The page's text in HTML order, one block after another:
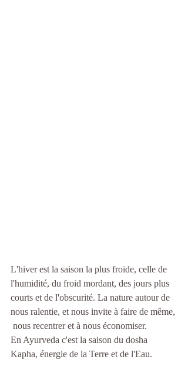
L'hiver est la saison la plus froide, celle de
l'humidité, du froid mordant, des jours plus
courts et de l'obscurité. La nature autour de
nous ralentie, et nous invite à faire de même,
nous recentrer et à nous économiser.
En Ayurveda c'est la saison du dosha
Kapha, énergie de la Terre et de l'Eau.